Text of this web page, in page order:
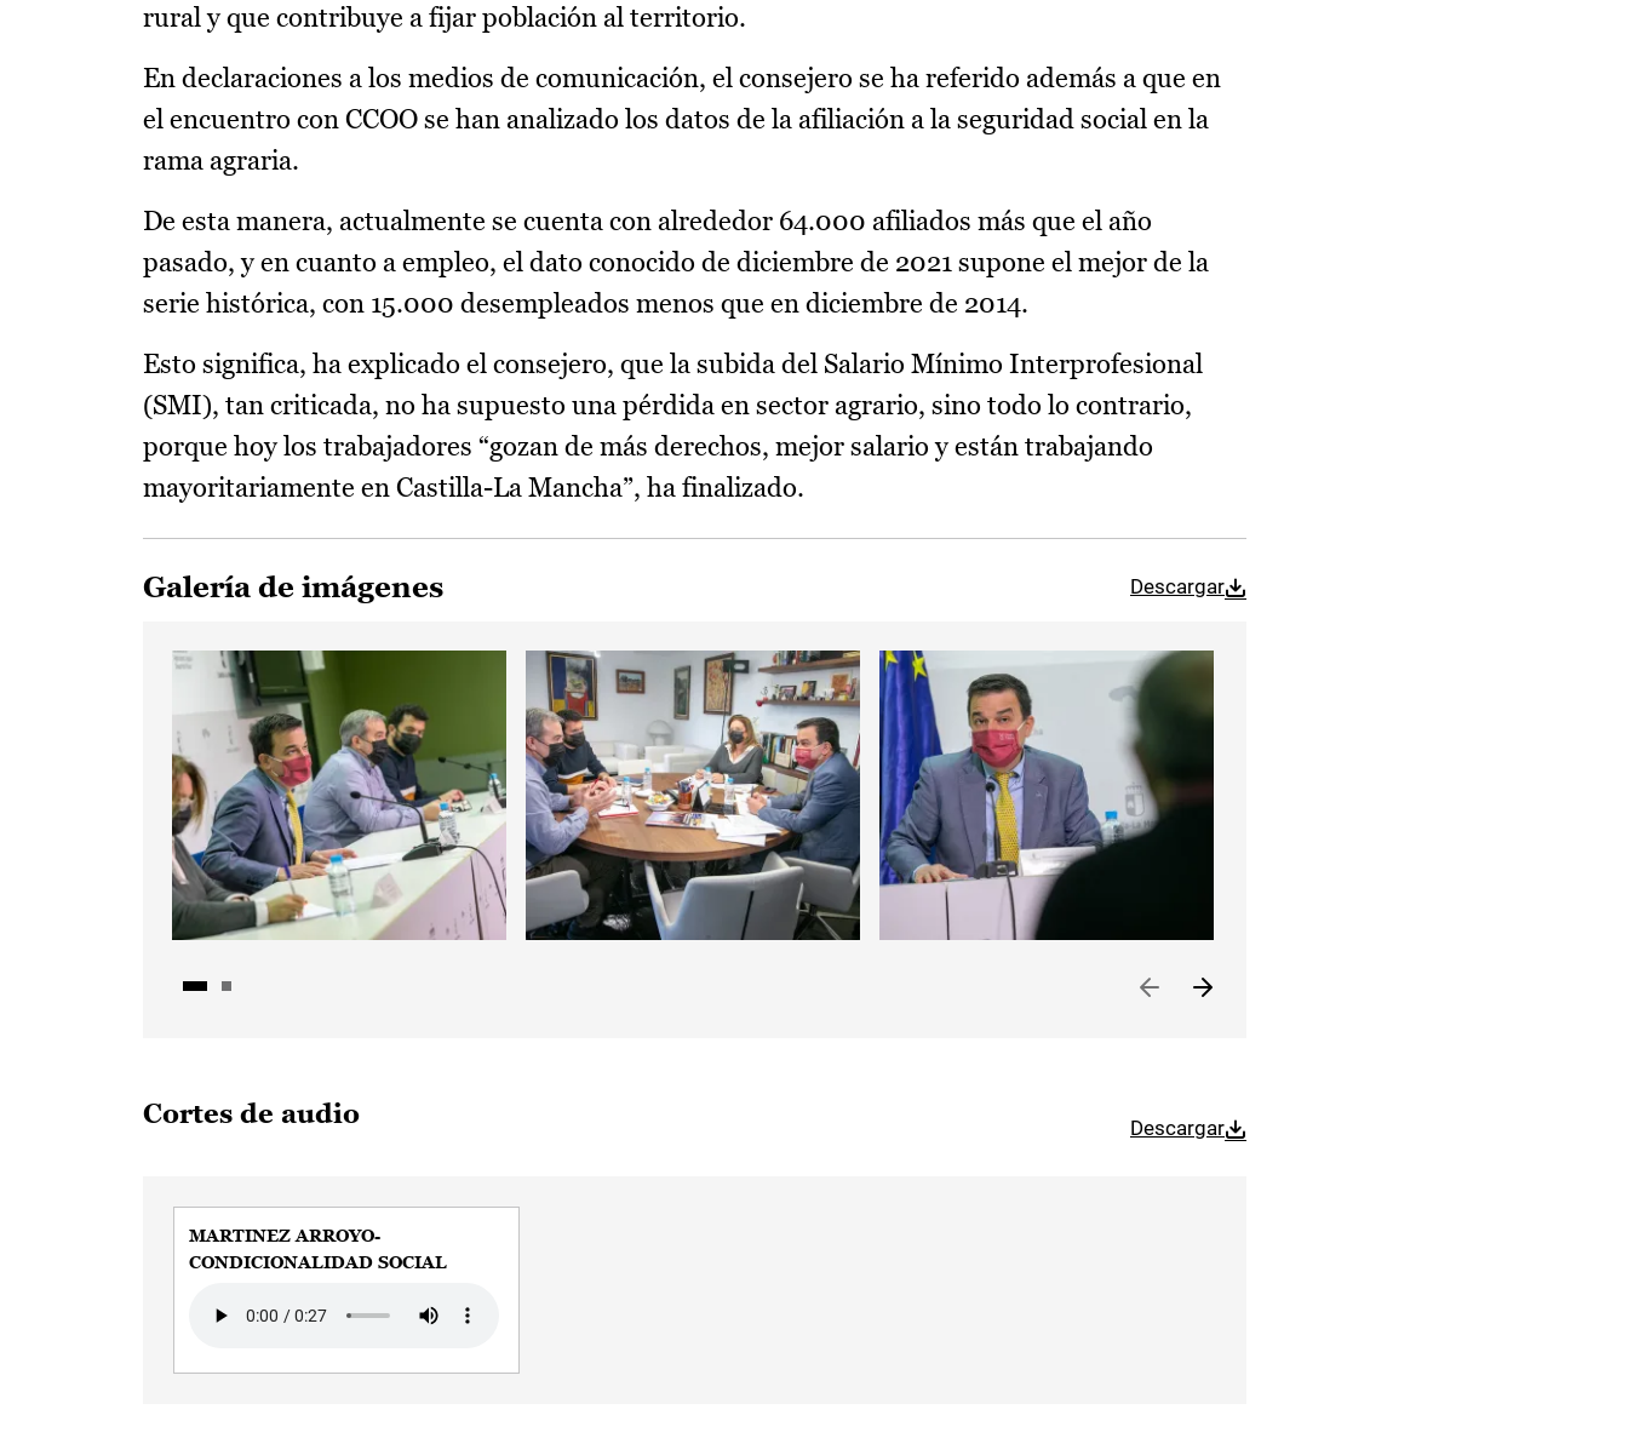
rural y que contribuye a fijar población al territorio.
En declaraciones a los medios de comunicación, el consejero se ha referido además a que en
el encuentro con CCOO se han analizado los datos de la afiliación a la seguridad social en la
rama agraria.
De esta manera, actualmente se cuenta con alrededor 64.000 afiliados más que el año
pasado, y en cuanto a empleo, el dato conocido de diciembre de 2021 supone el mejor de la
serie histórica, con 15.000 desempleados menos que en diciembre de 2014.
Esto significa, ha explicado el consejero, que la subida del Salario Mínimo Interprofesional
(SMI), tan criticada, no ha supuesto una pérdida en sector agrario, sino todo lo contrario,
porque hoy los trabajadores “gozan de más derechos, mejor salario y están trabajando
mayoritariamente en Castilla-La Mancha”, ha finalizado.
Galería de imágenes Descargar
Cortes de audio Descargar
MARTINEZ ARROYO-
CONDICIONALIDAD SOCIAL